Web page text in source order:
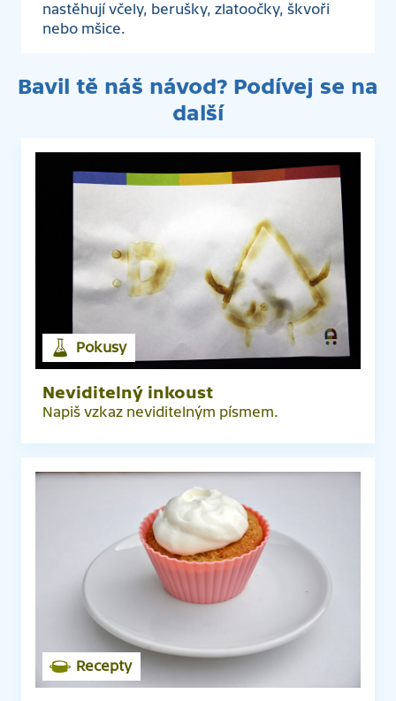
nastěhují včely, berušky, zlatoočky, škvoři
nebo mšice.
Bavil tě náš návod? Podívej se na
další
Pokusy
Neviditelný inkoust
Napiš vzkaz neviditelným písmem.
Recepty